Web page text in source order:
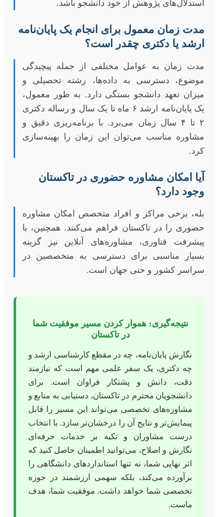
استدلال‌های پژوهش از خود دانشجو باشد.
مدت زمان معمول برای انجام یک پایان‌نامه
ارشد یا دکتری چقدر است؟
مدت زمان به عوامل مختلفی از جمله پیچیدگی
موضوع، دسترسی به داده‌ها، رشته تحصیلی و
میزان تعهد دانشجو بستگی دارد. به طور معمول،
یک پایان‌نامه ارشد ۶ ماه تا یک سال و رساله دکتری
۲ تا ۴ سال زمان می‌برد. با برنامه‌ریزی دقیق و
مشاوره مناسب می‌توان این زمان را بهینه‌سازی
کرد.
آیا امکان مشاوره حضوری در تاکستان
وجود دارد؟
بله، برخی مراکز و افراد متخصص امکان مشاوره
حضوری را در تاکستان فراهم می‌کنند. همچنین، با
پیشرفت فناوری، مشاوره‌های آنلاین نیز گزینه
بسیار مناسبی برای دسترسی به متخصصین در
سراسر کشور و حتی جهان است.
نتیجه‌گیری: هموار کردن مسیر موفقیت شما
در تاکستان
نگارش پایان‌نامه، چه در مقطع کارشناسی ارشد و
چه دکتری، یک سفر علمی مهم است که نیازمند
دقت، دانش و پشتکار فراوان است. برای
دانشجویان محترم در تاکستان، دستیابی به منابع و
مشاوره‌های تخصصی می‌تواند این مسیر را قابل
پیمایش‌تر و نتایج آن را درخشان‌تر سازد. با انتخاب
درست مشاوران و تکیه بر خدمات حرفه‌ای
نگارش و اصلاح، می‌توانید اطمینان حاصل کنید که
اثر نهایی شما، نه تنها استانداردهای دانشگاهی را
برآورده می‌کند، بلکه سهمی ارزشمند در حوزه
تخصصی شما خواهد داشت. موفقیت شما، هدف
ماست.